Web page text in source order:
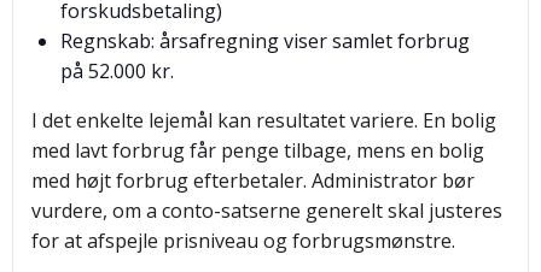
forskudsbetaling)
Regnskab: årsafregning viser samlet forbrug
på 52.000 kr.
I det enkelte lejemål kan resultatet variere. En bolig
med lavt forbrug får penge tilbage, mens en bolig
med højt forbrug efterbetaler. Administrator bør
vurdere, om a conto-satserne generelt skal justeres
for at afspejle prisniveau og forbrugsmønstre.